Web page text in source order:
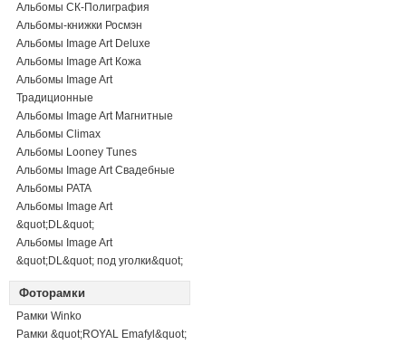
Альбомы СК-Полиграфия
Альбомы-книжки Росмэн
Альбомы Image Art Deluxe
Альбомы Image Art Кожа
Альбомы Image Art
Традиционные
Альбомы Image Art Магнитные
Альбомы Climax
Альбомы Looney Tunes
Альбомы Image Art Свадебные
Альбомы PATA
Альбомы Image Art
&quot;DL&quot;
Альбомы Image Art
&quot;DL&quot; под уголки&quot;
Фоторамки
Рамки Winko
Рамки &quot;ROYAL Emafyl&quot;